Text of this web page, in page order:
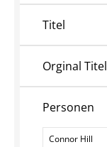
Titel
Orginal Titel
Personen
Personen